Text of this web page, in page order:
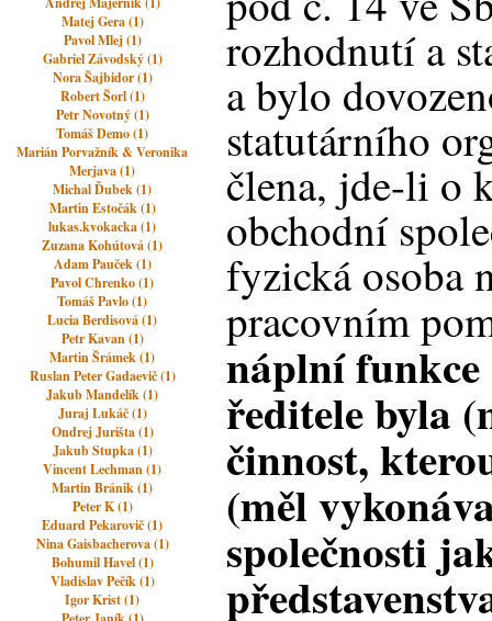
Matej Gera (1)
Pavol Mlej (1)
Gabriel Závodský (1)
Nora Šajbidor (1)
Robert Šorl (1)
Petr Novotný (1)
Tomáš Demo (1)
Marián Porvažník & Veronika
Merjava (1)
Michal Ďubek (1)
Martin Estočák (1)
lukas.kvokacka (1)
Zuzana Kohútová (1)
Adam Pauček (1)
Pavol Chrenko (1)
Tomáš Pavlo (1)
Lucia Berdisová (1)
Petr Kavan (1)
Martin Šrámek (1)
Ruslan Peter Gadaevič (1)
Jakub Mandelík (1)
Juraj Lukáč (1)
Ondrej Jurišta (1)
Jakub Stupka (1)
Vincent Lechman (1)
Martin Bránik (1)
Peter K (1)
Eduard Pekarovič (1)
Nina Gaisbacherova (1)
Bohumil Havel (1)
Vladislav Pečík (1)
Igor Krist (1)
rozhodnutí a
a bylo
statutárního
člena, jde-li o
obchodní
fyzická osoba
pracovním
náplní
ředitele byla
činnost,
(měl
společnosti